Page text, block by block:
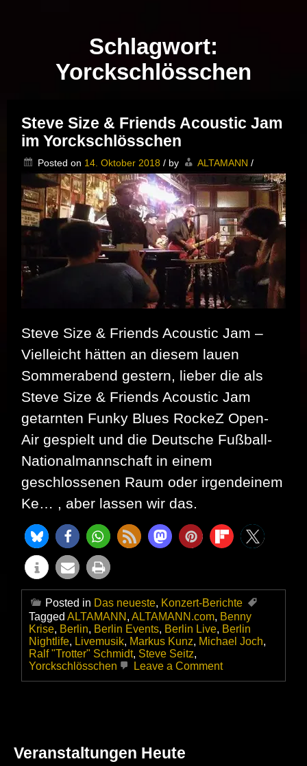
Schlagwort:
Yorckschlösschen
Steve Size & Friends Acoustic Jam
im Yorckschlösschen
Posted on 14. Oktober 2018 / by ALTAMANN /
Steve Size & Friends Acoustic Jam –
Vielleicht hätten an diesem lauen
Sommerabend gestern, lieber die als
Steve Size & Friends Acoustic Jam
getarnten Funky Blues RockeZ Open-
Air gespielt und die Deutsche Fußball-
Nationalmannschaft in einem
geschlossenen Raum oder irgendeinem
Ke… , aber lassen wir das.
Posted in Das neueste, Konzert-Berichte
Tagged ALTAMANN , ALTAMANN.com, Benny
Krise, Berlin, Berlin Events, Berlin Live, Berlin
Nightlife, Livemusik, Markus Kunz, Michael Joch,
Ralf "Trotter" Schmidt, Steve Seitz,
Yorckschlösschen
Leave a Commenton
Veranstaltungen Heute